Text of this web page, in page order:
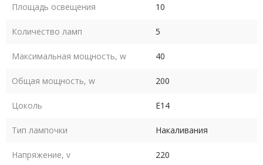
Площадь освещения 10
Количество ламп 5
Максимальная мощность, w 40
Общая мощность, w 200
Цоколь E14
Тип лампочки Накаливания
Напряжение, v 220